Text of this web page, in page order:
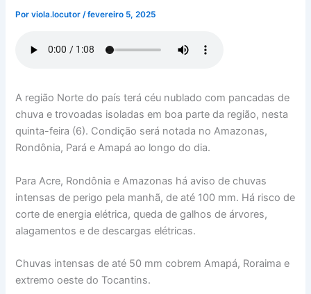
Porviola.locutor/fevereiro 5, 2025
A região Norte do país terá céu nublado com pancadas de
chuva e trovoadas isoladas em boa parte da região, nesta
quinta-feira (6). Condição será notada no Amazonas,
Rondônia, Pará e Amapá ao longo do dia.
Para Acre, Rondônia e Amazonas há aviso de chuvas
intensas de perigo pela manhã, de até 100 mm. Há risco de
corte de energia elétrica, queda de galhos de árvores,
alagamentos e de descargas elétricas.
Chuvas intensas de até 50 mm cobrem Amapá, Roraima e
extremo oeste do Tocantins.